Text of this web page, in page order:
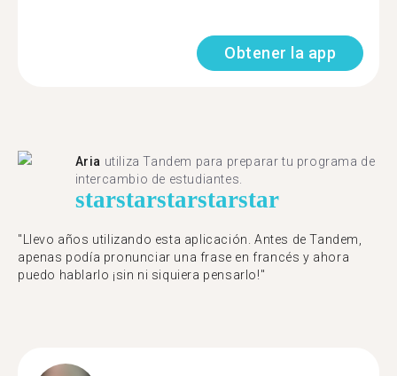
Obtener la app
Aria utiliza Tandem para preparar tu programa de
intercambio de estudiantes.
starstarstarstarstar
"Llevo años utilizando esta aplicación. Antes de Tandem,
apenas podía pronunciar una frase en francés y ahora
puedo hablarlo ¡sin ni siquiera pensarlo!"